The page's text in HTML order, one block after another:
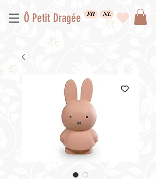
Ô Petit Dragée FR NL